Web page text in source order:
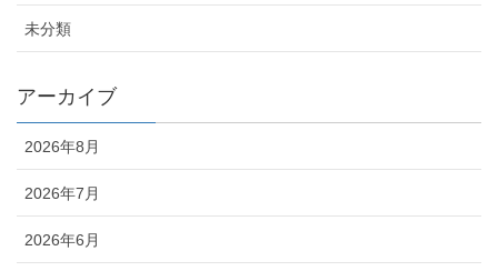
未分類
アーカイブ
2026年8月
2026年7月
2026年6月